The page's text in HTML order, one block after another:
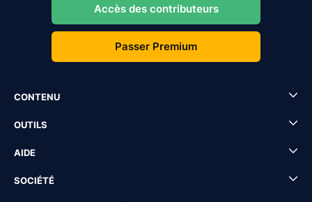
Accès des contributeurs
Passer Premium
CONTENU
OUTILS
AIDE
SOCIÉTÉ